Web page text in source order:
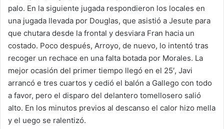
palo. En la siguiente jugada respondieron los locales en
una jugada llevada por Douglas, que asistió a Jesute para
que chutara desde la frontal y desviara Fran hacia un
costado. Poco después, Arroyo, de nuevo, lo intentó tras
recoger un rechace en una falta botada por Morales. La
mejor ocasión del primer tiempo llegó en el 25′, Javi
arrancó e tres cuartos y cedió el balón a Gallego con todo
a favor, pero el disparo del delantero tomellosero salió
alto. En los minutos previos al descanso el calor hizo mella
y el uego se ralentizó.